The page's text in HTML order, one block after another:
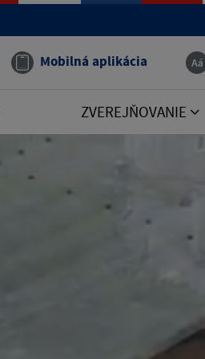
Mobilná aplikácia
ZVEREJŇOVANIE